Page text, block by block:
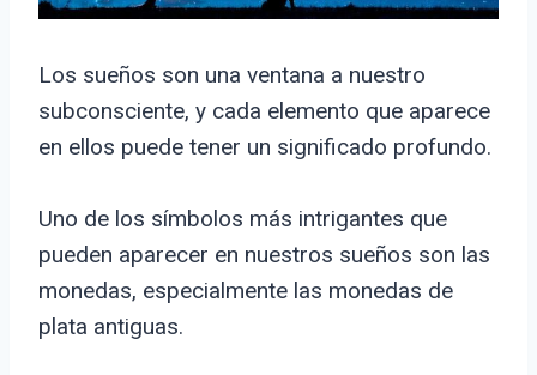
Los sueños son una ventana a nuestro
subconsciente, y cada elemento que aparece
en ellos puede tener un significado profundo.
Uno de los símbolos más intrigantes que
pueden aparecer en nuestros sueños son las
monedas, especialmente las monedas de
plata antiguas.